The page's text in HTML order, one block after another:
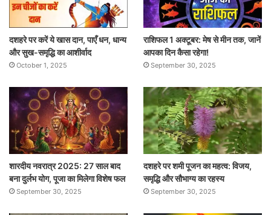
दशहरे पर करें ये खास दान, पाएँ धन, धान्य
और सुख-समृद्धि का आशीर्वाद
October 1, 2025
राशिफल 1 अक्टूबर: मेष से मीन तक, जानें
आपका दिन कैसा रहेगा!
September 30, 2025
शारदीय नवरात्र 2025: 27 साल बाद
बना दुर्लभ योग, पूजा का मिलेगा विशेष फल
September 30, 2025
दशहरे पर शमी पूजन का महत्व: विजय,
समृद्धि और सौभाग्य का रहस्य
September 30, 2025